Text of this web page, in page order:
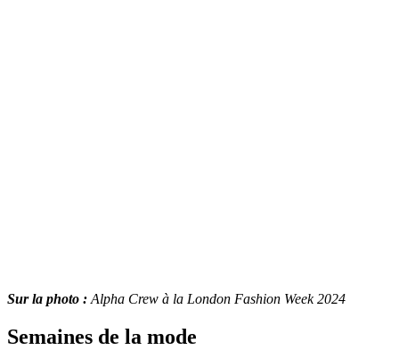
Sur la photo : Alpha Crew à la London Fashion Week 2024
Semaines de la mode